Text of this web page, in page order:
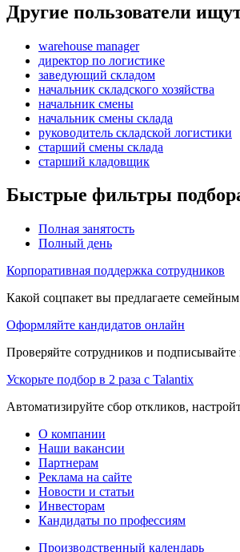
Другие пользователи
warehouse manager
директор по логистике
заведующий складом
начальник складского хозяйства
начальник смены
начальник смены склада
руководитель складской логистики
старший смены склада
старший кладовщик
Быстрые фильтры
Полная занятость
Полный день
Корпоративная поддержка сотрудников
Какой соцпакет вы предлагаете
Оформляйте кандидатов онлайн
Проверяйте сотрудников и
Ускорьте подбор в 2 раза с Talantix
Автоматизируйте сбор откликов,
О компании
Наши вакансии
Партнерам
Реклама на сайте
Новости и статьи
Инвесторам
Кандидаты по профессиям
Производственный календарь